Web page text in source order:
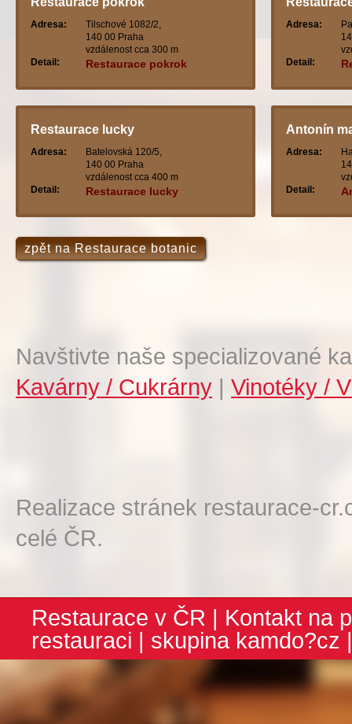
Adresa:
Tilschové 1082/2,
140 00 Praha
vzdálenost cca 300 m
Detail:
Restaurace pokrok
Adresa:
Detail:
Restaurace lucky
Adresa:
Batelovská 120/5,
140 00 Praha
vzdálenost cca 400 m
Detail:
Restaurace lucky
Antonín
Adresa:
Detail:
zpět na Restaurace botanic
Navštivte naše specializované
Kavárny / Cukrárny | Vinotéky /
Realizace stránek restaurace-
celé ČR.
Restaurace v ČR | Kontakt na
restauraci | skupina kamdo?cz |